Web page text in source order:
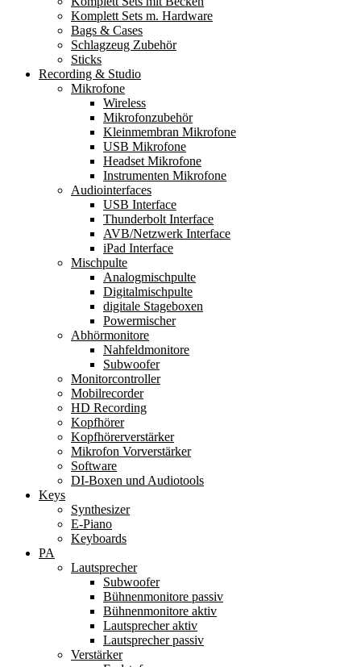
Komplett Sets m. Hardware
Bags & Cases
Schlagzeug Zubehör
Sticks
Recording & Studio
Mikrofone
Wireless
Mikrofonzubehör
Kleinmembran Mikrofone
USB Mikrofone
Headset Mikrofone
Instrumenten Mikrofone
Audiointerfaces
USB Interface
Thunderbolt Interface
AVB/Netzwerk Interface
iPad Interface
Mischpulte
Analogmischpulte
Digitalmischpulte
digitale Stageboxen
Powermischer
Abhörmonitore
Nahfeldmonitore
Subwoofer
Monitorcontroller
Mobilrecorder
HD Recording
Kopfhörer
Kopfhörerverstärker
Mikrofon Vorverstärker
Software
DI-Boxen und Audiotools
Keys
Synthesizer
E-Piano
Keyboards
PA
Lautsprecher
Subwoofer
Bühnenmonitore passiv
Bühnenmonitore aktiv
Lautsprecher aktiv
Lautsprecher passiv
Verstärker